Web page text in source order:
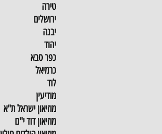
טירה
ירושלים
יבנה
יהוד
כפר סבא
כרמיאל
לוד
מודיעין
מוזיאון ישראל ת"א
מוזיאון דוד י"ם